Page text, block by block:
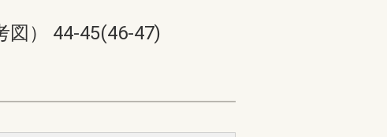
） 44-45(46-47)